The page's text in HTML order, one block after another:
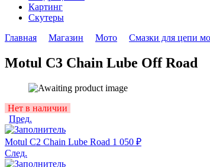
Картинг
Скутеры
Главная
Магазин Мото Смазки для цепи
Motul C3 Chain Lube Off Road
Availability:
Нет в наличии
Пред.
Motul C2 Chain Lube Road 1 050 ₽
След.